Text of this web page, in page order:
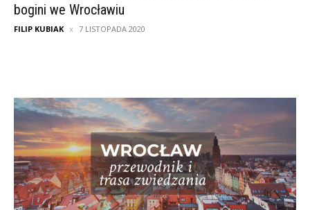
bogini we Wrocławiu
FILIP KUBIAK 7 LISTOPADA 2020